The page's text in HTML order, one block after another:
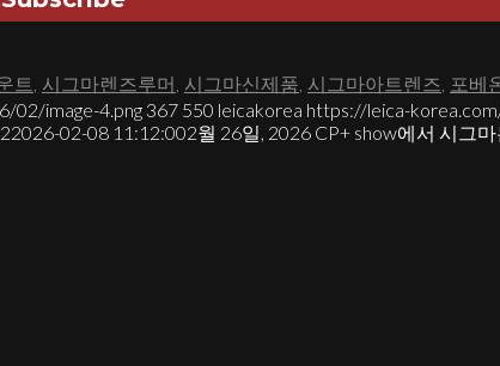
트, 시그마렌즈루머, 시그마신제품, 시그마아트렌즈, 포베
02/image-4.png 367 550 leicakorea https://leica-
2026-02-08 11:12:002월 26일, 2026 CP+ show에서 시그